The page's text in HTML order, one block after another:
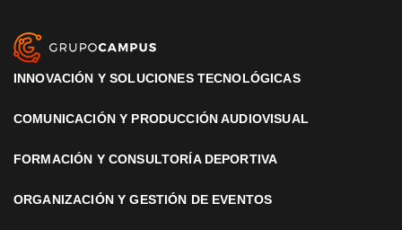
INNOVACIÓN Y SOLUCIONES TECNOLÓGICAS
COMUNICACIÓN Y PRODUCCIÓN AUDIOVISUAL
FORMACIÓN Y CONSULTORÍA DEPORTIVA
ORGANIZACIÓN Y GESTIÓN DE EVENTOS